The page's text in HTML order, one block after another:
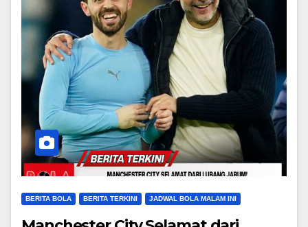
BERITA BOLA BERITA TERKINI JADWAL BOLA MALAM INI